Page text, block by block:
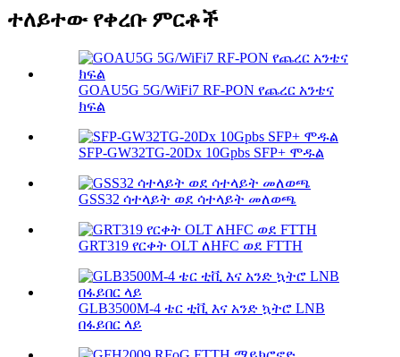
ተለይተው የቀረቡ ምርቶች
GOAU5G 5G/WiFi7 RF-PON የጨረር አንቴና
ክፍል
SFP-GW32TG-20Dx 10Gpbs SFP+ ሞዱል
GSS32 ሳተላይት ወደ ሳተላይት መለወጫ
GRT319 የርቀት OLT ለHFC ወደ FTTH
GLB3500M-4 ቴር ቲቪ እና አንድ ኳትሮ LNB
በፋይበር ላይ